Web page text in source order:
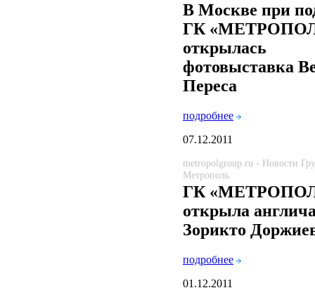
В Москве при
ГК
открылась
фотовыставка
Переса
подробнее
07.12.2011
metropolgroup.ru - Новости
Метрополь
ГК
открыла
Зорикто
подробнее
01.12.2011